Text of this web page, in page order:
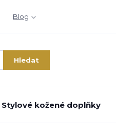
Blog
Hledat
Stylové kožené doplňky